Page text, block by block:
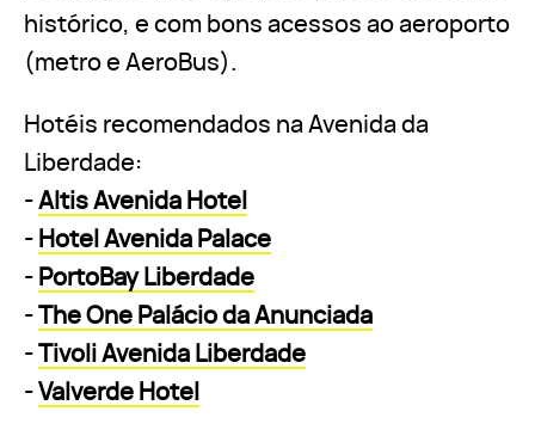
histórico, e com bons acessos ao aeroporto
(metro e AeroBus).
Hotéis recomendados na Avenida da
Liberdade:
- Altis Avenida Hotel
- Hotel Avenida Palace
- PortoBay Liberdade
- The One Palácio da Anunciada
- Tivoli Avenida Liberdade
- Valverde Hotel